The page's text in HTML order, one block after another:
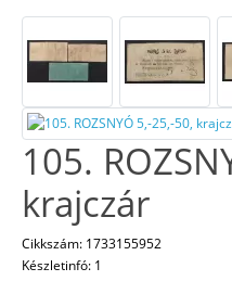
105.
krajczár
Cikkszám: 1733155952
Készletinfó: 1